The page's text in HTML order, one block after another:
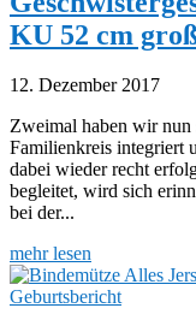
KU 52 cm
12. Dezember 2017
Zweimal haben wir nun
Familienkreis integriert
dabei wieder recht
begleitet, wird sich
bei der...
mehr lesen